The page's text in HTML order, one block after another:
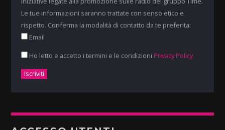
Le tue informazioni saranno trattate con senso etico e
rispetto. Conferma la modalità di contatto da te preferita:
Email
Ho letto e accetto i termini e le condizioni Privacy Policy